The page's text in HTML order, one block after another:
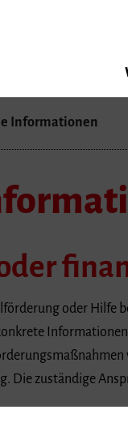
Informationen
oder Hilfe
Die zuständige